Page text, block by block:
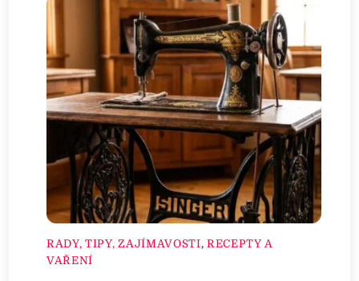
RADY, TIPY, ZAJÍMAVOSTI, RECEPTY A
VAŘENÍ